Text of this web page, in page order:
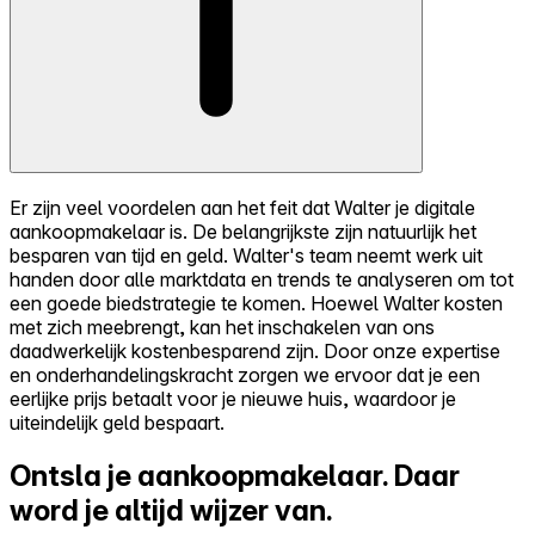
Er zijn veel voordelen aan het feit dat Walter je digitale
aankoopmakelaar is. De belangrijkste zijn natuurlijk het
besparen van tijd en geld. Walter's team neemt werk uit
handen door alle marktdata en trends te analyseren om tot
een goede biedstrategie te komen. Hoewel Walter kosten
met zich meebrengt, kan het inschakelen van ons
daadwerkelijk kostenbesparend zijn. Door onze expertise
en onderhandelingskracht zorgen we ervoor dat je een
eerlijke prijs betaalt voor je nieuwe huis, waardoor je
uiteindelijk geld bespaart.
Ontsla je aankoopmakelaar. Daar
word je altijd wijzer van.